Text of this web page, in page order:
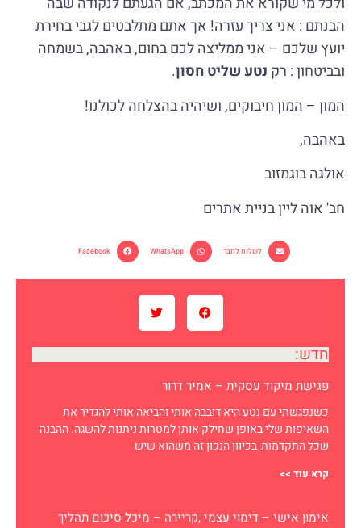
חדש:
פגישת מיקוד עסקית – אמיר דרור
כשנפגשתי עם נטע היא דובבה אותי והביאה אותי להגדיר את
השאיפות שלי באופן שחילק אותן למטרות ניתנות להשגה. ההבנה
שכל התקדמות בכיוון הנכון זה משהוא שיש
קרא עוד >>
אימון אישי – דימוי עצמי ,קריירה – מיכל סיכום תהליך
הבנתם : אני צריך עזרה! אך אתם מתלבטים לגבי בחירת
יועץ שלכם – אני ממליצה לכם בחום, באהבה, בשמחה
ובביטחון : רק נטע שליט חסון.
המון – המון חיבוקים, ושיהיה בהצלחה לכולנו!
באהבה,
אולגה בוגמזוב
חב' אוה ליין בניית אתרים
לשלוח לחבר WhatsApp
Facebook